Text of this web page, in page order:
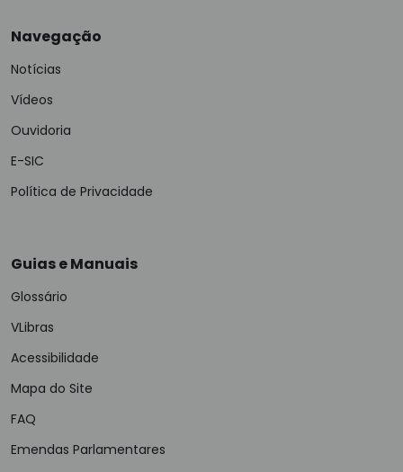
Navegação
Notícias
Vídeos
Ouvidoria
E-SIC
Política de Privacidade
Guias e Manuais
Glossário
VLibras
Acessibilidade
Mapa do Site
FAQ
Emendas Parlamentares